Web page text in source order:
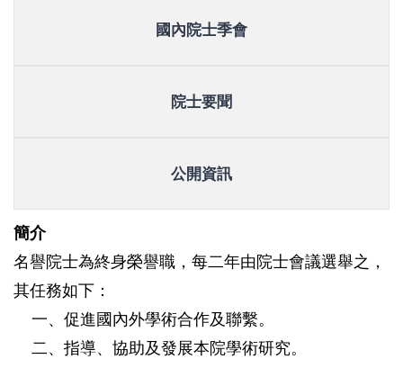
國內院士季會
院士要聞
公開資訊
簡介
名譽院士為終身榮譽職，每二年由院士會議選舉之，
其任務如下：
一、促進國內外學術合作及聯繫。
二、指導、協助及發展本院學術研究。